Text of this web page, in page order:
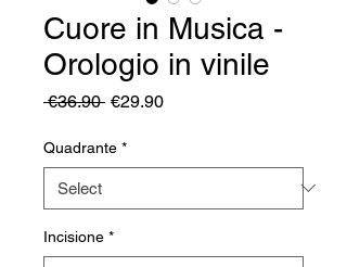
Cuore in Musica -
Orologio in vinile
€36.90 Regular
€29.90Sale
Quadrante *
Incisione *